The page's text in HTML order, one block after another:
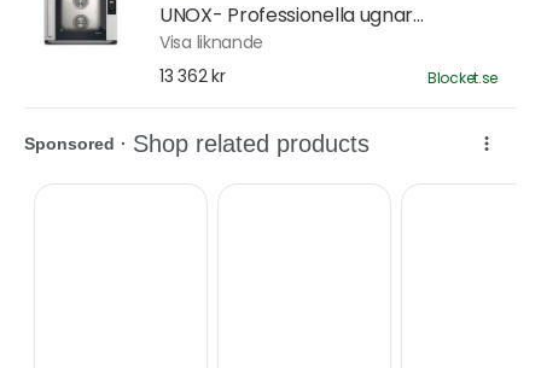
UNOX- Professionella ugnar...
Visa liknande
13 362 kr
Blocket.se